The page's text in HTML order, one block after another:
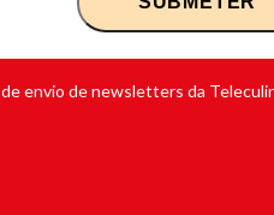
envio de newsletters da